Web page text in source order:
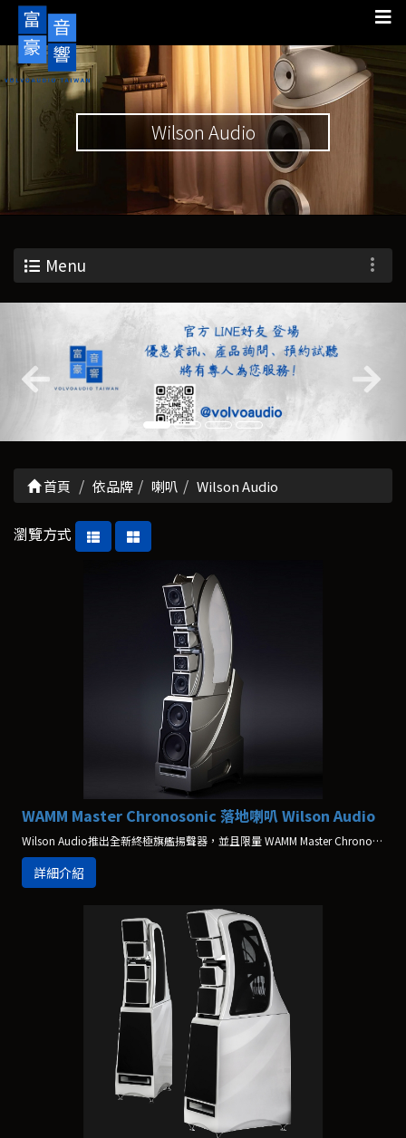
Wilson Audio
Menu
首頁 依品牌 喇叭 Wilson Audio
瀏覽方式
WAMM Master Chronosonic 落地喇叭 Wilson Audio
Wilson Audio推出全新終極旗艦揚聲器，並且限量 WAMM Master Chronosonic，這款新旗艦是Wilson Audio經過五年多的時間研發，是1980年代的頂級旗艦WAMM的全新延續和創新，集合了Wilson Audio最新最頂級的技術和製造工藝。
詳細介紹